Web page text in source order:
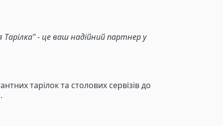
- це ваш надійний партнер у
тарілок та столових сервізів до